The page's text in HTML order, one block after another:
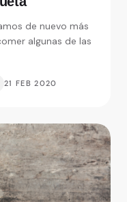
de nuevo más
algunas de las
21 FEB 2020